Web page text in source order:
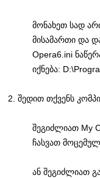
მონახეთ სად
მისამართი და
Opera6.ini
იქნება:
2. შედით თქვენს
შეგიძლიათ My
ჩასვათ
ან შეგიძლიათ